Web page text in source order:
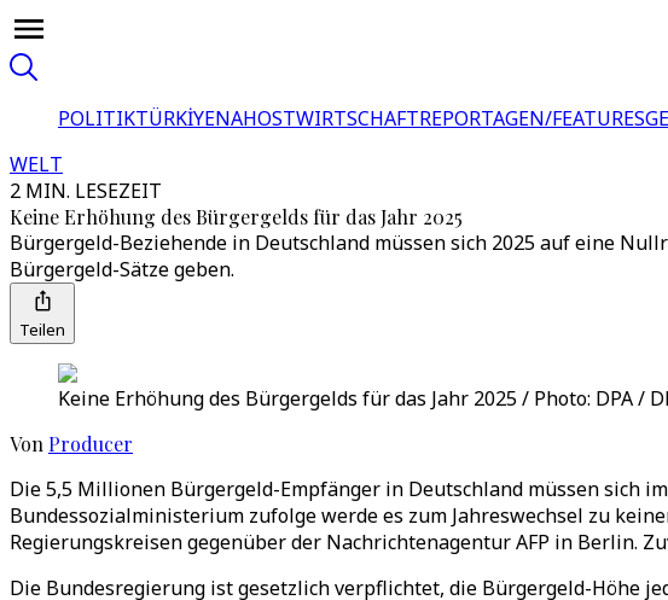
POLITIKTÜRKİYENAHOSTWIRTSCHAFTREPORTAGEN/FEATURES
WELT
2 MIN. LESEZEIT
Keine Erhöhung des Bürgergelds für das Jahr 2025
Bürgergeld-Beziehende in Deutschland müssen sich 2025 auf eine
Bürgergeld-Sätze geben.
Teilen
Keine Erhöhung des Bürgergelds für das Jahr 2025 / Photo: DPA /
Von Producer
Die 5,5 Millionen Bürgergeld-Empfänger in Deutschland müssen sich
Bundessozialministerium zufolge werde es zum Jahreswechsel zu
Regierungskreisen gegenüber der Nachrichtenagentur AFP in Berlin.
Die Bundesregierung ist gesetzlich verpflichtet, die Bürgergeld-Höhe